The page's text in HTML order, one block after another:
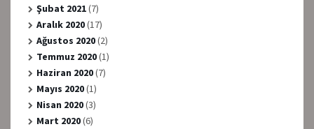
Şubat 2021(7)
Aralık 2020(17)
Ağustos 2020(2)
Temmuz 2020(1)
Haziran 2020(7)
Mayıs 2020(1)
Nisan 2020(3)
Mart 2020(6)